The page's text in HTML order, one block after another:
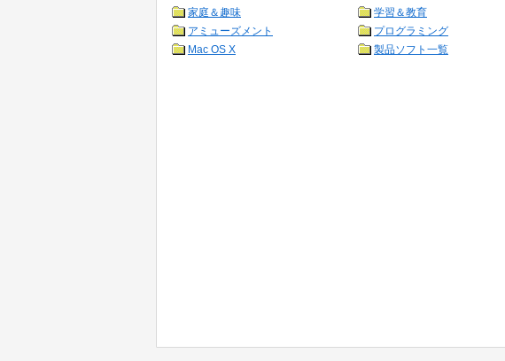
家庭＆趣味
学習＆教育
アミューズメント
プログラミング
Mac OS X
製品ソフト一覧